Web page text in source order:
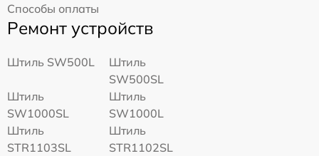
Способы оплаты
Ремонт устройств
Штиль SW500L
Штиль
SW500SL
Штиль
SW1000SL
Штиль
SW1000L
Штиль
STR1103SL
Штиль
STR1102SL